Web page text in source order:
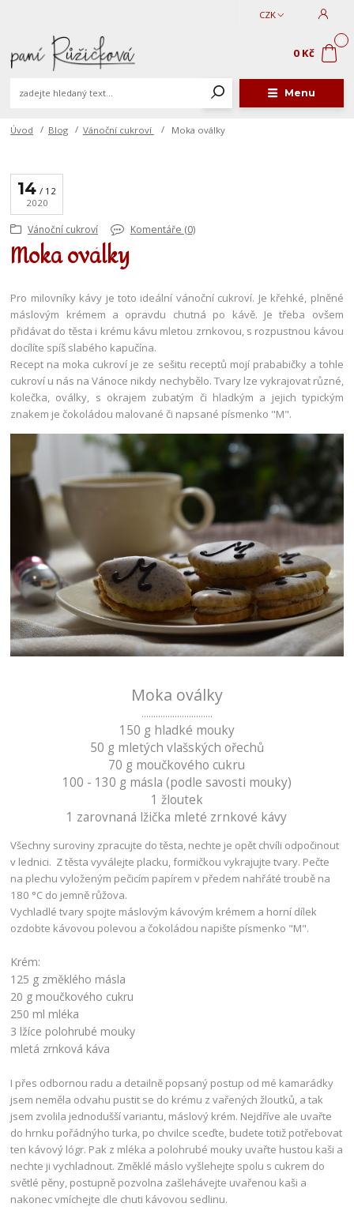
Menu
CZK
0 Kč
Úvod Blog Vánoční cukroví Moka oválky
14
12
2020
Vánoční cukroví Komentáře (0)
Moka oválky
Pro milovníky kávy je toto ideální vánoční cukroví. Je křehké, plněné
máslovým krémem a opravdu chutná po kávě. Je třeba ovšem
přidávat do těsta i krému kávu mletou zrnkovou, s rozpustnou kávou
docílíte spíš slabého kapučína.
Recept na moka cukroví je ze sešitu receptů mojí prababičky a tohle
cukroví u nás na Vánoce nikdy nechybělo. Tvary lze vykrajovat různé,
kolečka, oválky, s okrajem zubatým či hladkým a jejich typickým
znakem je čokoládou malované či napsané písmenko "M".
Moka oválky
..............................
150 g hladké mouky
50 g mletých vlašských ořechů
70 g moučkového cukru
100 - 130 g másla (podle savosti mouky)
1 žloutek
1 zarovnaná lžička mleté zrnkové kávy
Všechny suroviny zpracujte do těsta, nechte je opět chvíli odpočinout
v lednici. Z těsta vyválejte placku, formičkou vykrajujte tvary. Pečte
na plechu vyloženým pečicím papírem v předem nahřáté troubě na
180 °C do jemně růžova.
Vychladlé tvary spojte máslovým kávovým krémem a horní dílek
ozdobte kávovou polevou a čokoládou napište písmenko "M".
Krém:
125 g změklého másla
20 g moučkového cukru
250 ml mléka
3 lžíce polohrubé mouky
mletá zrnková káva
I přes odbornou radu a detailně popsaný postup od mé kamarádky
jsem neměla odvahu pustit se do krému z vařených žloutků, a tak
jsem zvolila jednodušší variantu, máslový krém. Nejdříve ale uvařte
do hrnku pořádnýho turka, po chvilce sceďte, budete totiž potřebovat
ten kávový lógr. Pak z mléka a polohrubé mouky uvařte hustou kaši a
nechte ji vychladnout. Změklé máslo vyšlehejte spolu s cukrem do
světlé pěny, postupně pozvolna zašlehávejte uvařenou kaši a
nakonec vmíchejte dle chuti kávovou sedlinu.